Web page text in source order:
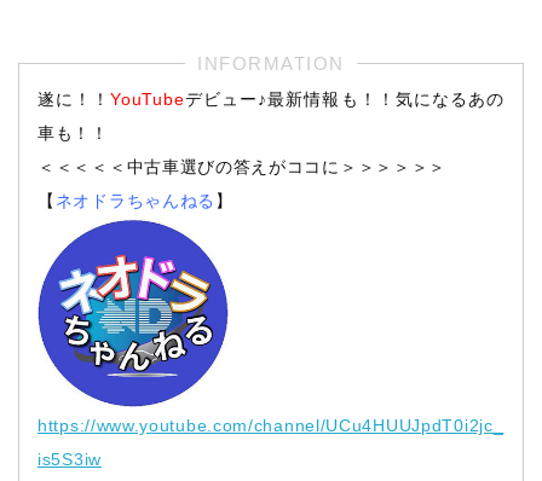
遂に！！YouTubeデビュー♪最新情報も！！気になるあの
車も！！
＜＜＜＜＜中古車選びの答えがココに＞＞＞＞＞＞
【 ネオドラちゃんねる 】
https://www.youtube.com/channel/UCu4HUUJpdT0i2jc_
is5S3iw